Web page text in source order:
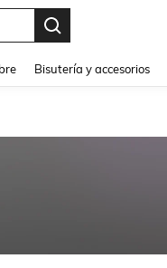
Bisutería y accesorios